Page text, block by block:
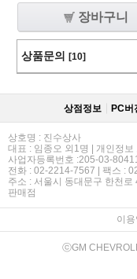
장바구니
상품문의 [10]
상점정보 PC버
상호명 : 진수상사
대표 : 임종오 외1명 | 개인정보
사업자등록번호 :205-03-
전화 : 02-2214-7567 | 팩스 :
주소 : 서울시 동대문구 한천
판매점
이
ⓒGM